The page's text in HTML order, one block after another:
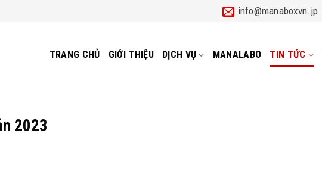
info@manaboxvn.jp
TRANG CHỦ GIỚI THIỆU DỊCH VỤ MANALABO TIN TỨC
2023